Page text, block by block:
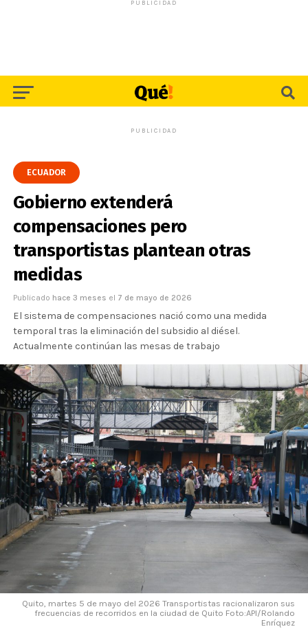
PUBLICIDAD
PUBLICIDAD
ECUADOR
Gobierno extenderá
compensaciones pero
transportistas plantean otras
medidas
Publicado hace 3 meses el 7 de mayo de 2026
El sistema de compensaciones nació como una medida
temporal tras la eliminación del subsidio al diésel.
Actualmente continúan las mesas de trabajo
Quito, martes 5 de mayo del 2026 Transportistas racionalizaron sus
frecuencias de recorridos en la ciudad de Quito Foto:API/Rolando
Enríquez